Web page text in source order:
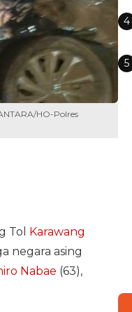
HO-Polres
Tol Karawang
negara asing
Nabae (63),
4
5